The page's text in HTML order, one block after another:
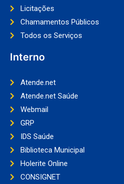
Licitações
Chamamentos Públicos
Todos os Serviços
Interno
Atende.net
Atende.net Saúde
Webmail
GRP
IDS Saúde
Biblioteca Municipal
Holerite Online
CONSIGNET